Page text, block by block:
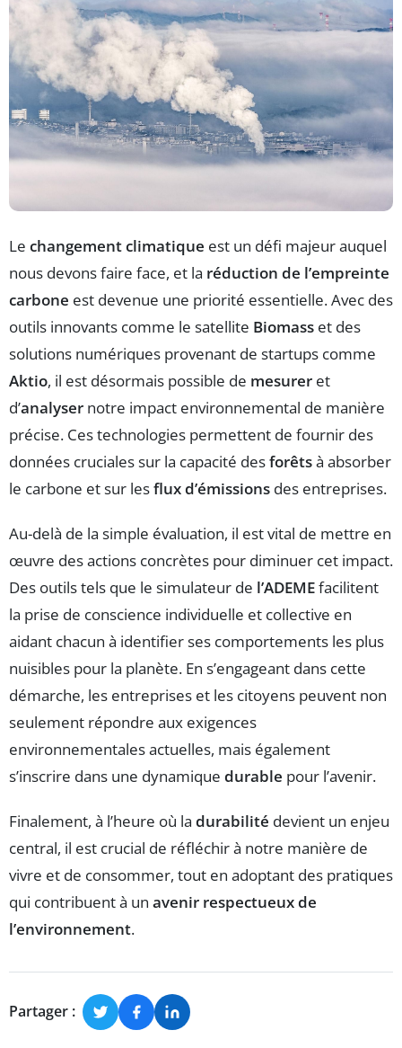
Le changement climatique est un défi majeur auquel
nous devons faire face, et la réduction de l’empreinte
carbone est devenue une priorité essentielle. Avec des
outils innovants comme le satellite Biomass et des
solutions numériques provenant de startups comme
Aktio, il est désormais possible de mesurer et
d’analyser notre impact environnemental de manière
précise. Ces technologies permettent de fournir des
données cruciales sur la capacité desforêtsà absorber
le carbone et sur lesflux d’émissions des entreprises.
Au-delà de la simple évaluation, il est vital de mettre en
œuvre des actions concrètes pour diminuer cet impact.
Des outils tels que le simulateur de l’ADEMEfacilitent
la prise de conscience individuelle et collective en
aidant chacun à identifier ses comportements les plus
nuisibles pour la planète. En s’engageant dans cette
démarche, les entreprises et les citoyens peuvent non
seulement répondre aux exigences
environnementales actuelles, mais également
s’inscrire dans une dynamique durable pour l’avenir.
Finalement, à l’heure où la durabilité devient un enjeu
central, il est crucial de réfléchir à notre manière de
vivre et de consommer, tout en adoptant des pratiques
qui contribuent à un avenir respectueux de
l’environnement.
Partager :